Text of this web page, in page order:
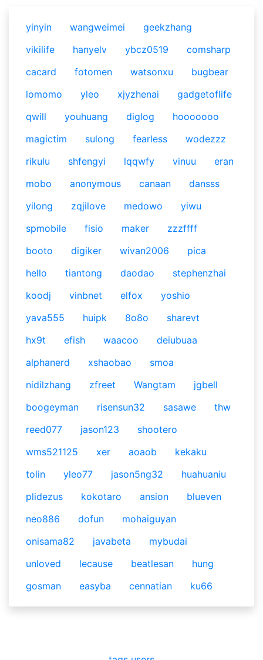
yinyin wangweimei
geekzhang
vikilife
hanyelv ybcz0519
comsharp
cacard
fotomen watsonxu
bugbear
lomomo
yleo xjyzhenai
gadgetoflife
qwill
youhuang diglog
hooooooo
magictim
sulong fearless
wodezzz
rikulu
shfengyi lqqwfy vinuu
eran
mobo
anonymous canaan
dansss
yilong
zqjilove medowo
yiwu
spmobile
fisio maker
zzzffff
booto
digiker wivan2006
pica
hello
tiantong daodao
stephenzhai
koodj
vinbnet elfox
yoshio
yava555
huipk 8o8o
sharevt
hx9t
efish waacoo
deiubuaa
alphanerd
xshaobao
smoa
nidilzhang
zfreet Wangtam
jgbell
boogeyman
risensun32 sasawe
thw
reed077
jason123
shootero
wms521125
xer aoaob
kekaku
tolin
yleo77 jason5ng32
huahuaniu
plidezus
kokotaro ansion
blueven
neo886
dofun
mohaiguyan
onisama82
javabeta
mybudai
unloved
lecause beatlesan
hung
gosman
easyba cennatian ku66